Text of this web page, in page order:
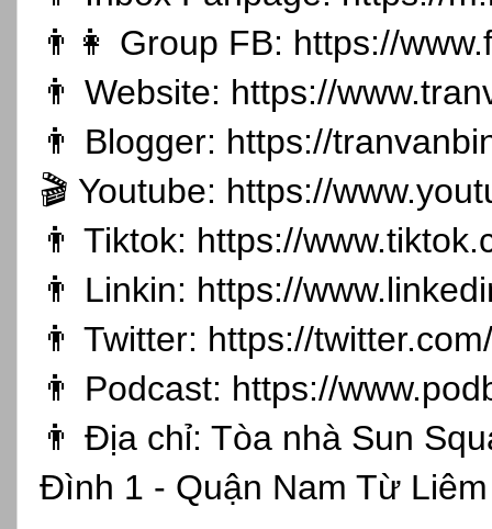
👨👩 Group FB: https://
👨 Website: https://
👨 Blogger: https://
🎬 Youtube: https://
👨 Tiktok: https://
👨 Linkin: https://
👨 Twitter: https://
👨 Podcast: https://
👨 Địa chỉ: Tòa nhà Sun
Đình 1 - Quận Nam Từ Liêm